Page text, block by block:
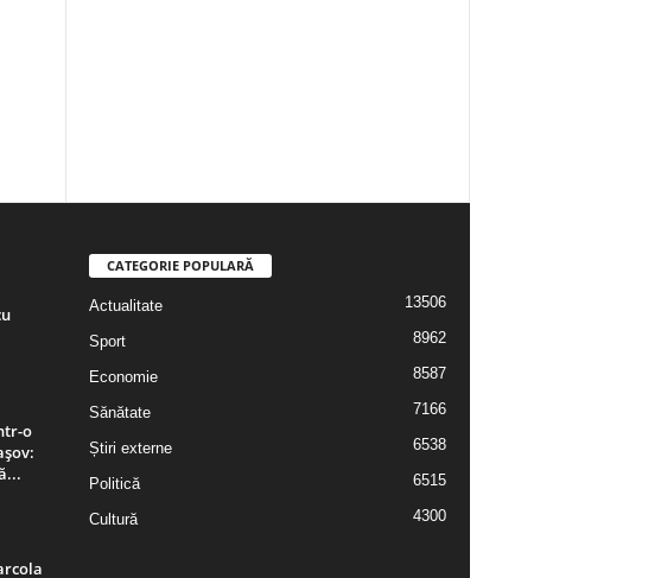
o
CATEGORIE POPULARĂ
Actualitate 13506
Sport 8962
Economie 8587
Sănătate 7166
Știri externe 6538
Politică 6515
Cultură 4300